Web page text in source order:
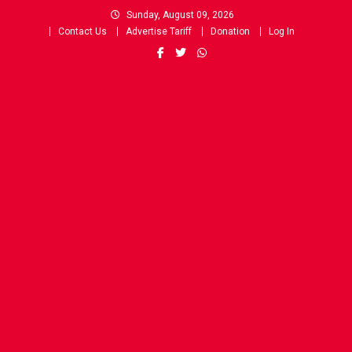
Sunday, August 09, 2026
Contact Us
Advertise Tariff Donation Log In